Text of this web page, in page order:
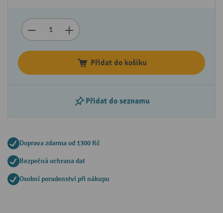
Přidat do košíku
Přidat do seznamu
Doprava zdarma od 1300 Kč
Bezpečná ochrana dat
Osobní poradenství při nákupu